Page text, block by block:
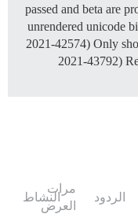
passed and beta are
unrendered unicode
2021-42574) Only
2021-43792)
الردود
مرات
العرض
النشاط